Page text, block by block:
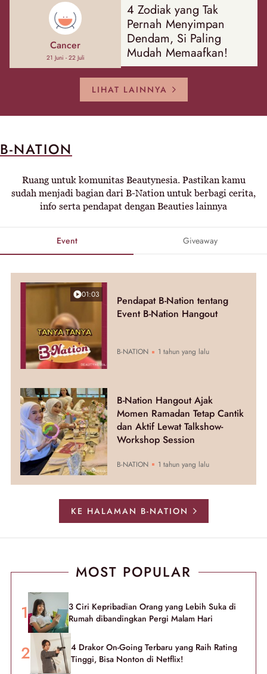
Cancer
21 Juni - 22 Juli
4 Zodiak yang Tak
Pernah Menyimpan
Dendam, Si Paling
Mudah Memaafkan!
LIHAT LAINNYA
B-NATION
Ruang untuk komunitas Beautynesia. Pastikan kamu
sudah menjadi bagian dari B-Nation untuk berbagi cerita,
info serta pendapat dengan Beauties lainnya
Event Giveaway
01:03
Pendapat B-Nation tentang
Event B-Nation Hangout
B-NATION 1 tahun yang lalu
B-Nation Hangout Ajak
Momen Ramadan Tetap Cantik
dan Aktif Lewat Talkshow-
Workshop Session
B-NATION 1 tahun yang lalu
KE HALAMAN B-NATION
MOST POPULAR
3 Ciri Kepribadian Orang yang Lebih Suka di
Rumah dibandingkan Pergi Malam Hari
4 Drakor On-Going Terbaru yang Raih Rating
Tinggi, Bisa Nonton di Netflix!